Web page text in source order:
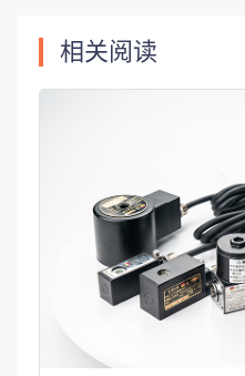
相关阅读